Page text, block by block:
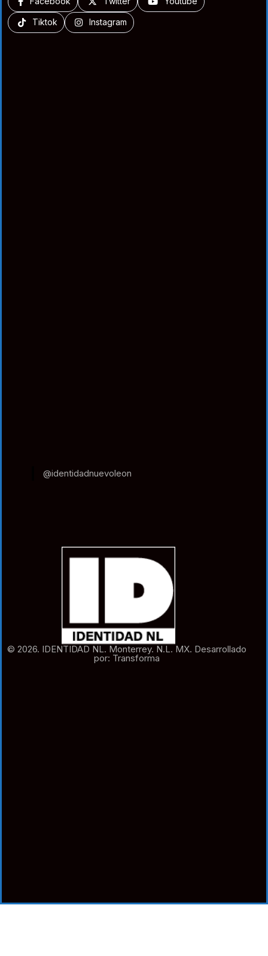
Tiktok Instagram
@identidadnuevoleon
© 2026. IDENTIDAD NL. Monterrey. N.L. MX. Desarrollado
por: Transforma